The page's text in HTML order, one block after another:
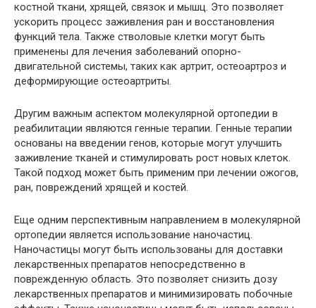
костной ткани, хрящей, связок и мышц. Это позволяет
ускорить процесс заживления ран и восстановления
функций тела. Также стволовые клетки могут быть
применены для лечения заболеваний опорно-
двигательной системы, таких как артрит, остеоартроз и
деформирующие остеоартриты.
Другим важным аспектом молекулярной ортопедии в
реабилитации являются генные терапии. Генные терапии
основаны на введении генов, которые могут улучшить
заживление тканей и стимулировать рост новых клеток.
Такой подход может быть применим при лечении ожогов,
ран, повреждений хрящей и костей.
Еще одним перспективным направлением в молекулярной
ортопедии является использование наночастиц.
Наночастицы могут быть использованы для доставки
лекарственных препаратов непосредственно в
поврежденную область. Это позволяет снизить дозу
лекарственных препаратов и минимизировать побочные